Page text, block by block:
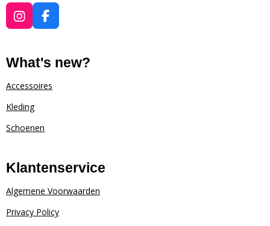
I
n
t
a
g
a
F
a
e
b
o
What's new?
Accessoires
Kleding
Schoenen
Klantenservice
Algemene Voorwaarden
Privacy Policy